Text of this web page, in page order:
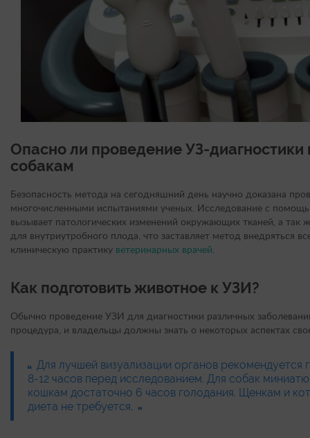
Опасно ли проведение УЗ-
собакам
Безопасность метода на сегодняшний день научно доказана
многочисленными испытаниями ученых. Исследование с
вызывает патологических изменений окружающих тканей, а так
для внутриутробного плода, что заставляет метод внедряться
клиническую практику ветеринарных врачей.
Как подготовить животное к УЗИ?
Обычно проведение УЗИ для диагностики различных
процедура, и владельцы должны знать о некоторых аспектах
Для лучшей визуализации органов рекомендуется
8-12 часов перед исследованием. Для собак
кошкам достаточно 6 часов голодания. Щенкам и
диета не требуется.